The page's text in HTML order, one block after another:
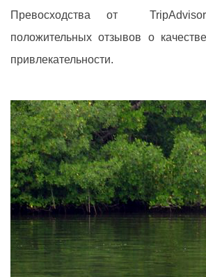
Превосходства от
положительных отзывов о
привлекательности.